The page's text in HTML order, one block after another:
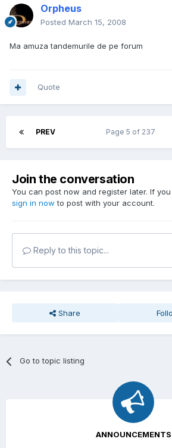
Orpheus
Posted March 15, 2008
Ma amuza tandemurile de pe forum
Quote
PREV Page 5 of 237
Join the conversation
You can post now and register later. If
sign in now to post with your account.
Reply to this topic...
Share
Go to topic listing
ANNOUNCEMENTS